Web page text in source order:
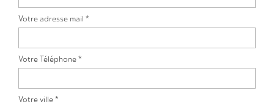
Votre adresse mail *
Votre Téléphone *
Votre ville *